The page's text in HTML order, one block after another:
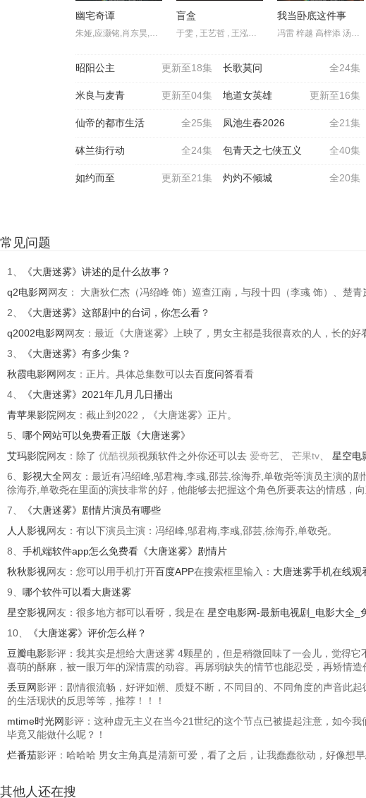
幽宅奇谭 盲盒 我当卧底这件事
更新至18集
昭阳公主 全24集
长歌莫问
更新至04集
米良与麦青 更新至16集
地道女英雄
全25集
仙帝的都市生活 全21集
凤池生春2026
全24集
砵兰街行动 全40集
包青天之七侠五义
更新至21集
如约而至 全20集
灼灼不倾城
常见问题
1、
《大唐迷雾》讲述的是什么故事？
q2电影网 网友： 大唐狄仁杰（冯绍峰 饰）巡查江南，与段十四（李彧 饰）、楚
2、
《大唐迷雾》这部剧中的台词，你怎么看？
q2002电影网 网友：最近《大唐迷雾》上映了，男女主都是我很喜欢的人，长的
3、
《大唐迷雾》有多少集？
秋霞电影网 网友：正片。具体总集数可以去百度问答看看
4、
《大唐迷雾》2021年几月几日播出
青苹果影院网友：截止到2022，《大唐迷雾》正片。
5、 哪个网站可以免费看正版《大唐迷雾》
艾玛影院网友：除了 优酷视频视频软件之外你还可以去 爱奇艺 芒果tv 星空电
6、 影视大全网友：最近有冯绍峰,邬君梅,李彧,邵芸,徐海乔,单敬尧等演员主演的
徐海乔,单敬尧在里面的演技非常的好，他能够去把握这个角色所要表达的情感，
7、
《大唐迷雾》剧情片演员有哪些
人人影视网友：有以下演员主演：冯绍峰,邬君梅,李彧,邵芸,徐海乔,单敬尧。
8、 手机端软件app怎么免费看《大唐迷雾》剧情片
秋秋影视网友：您可以用手机打开百度APP在搜索框里输入： 大唐迷雾手机在线观
9、 哪个软件可以看大唐迷雾
星空影视网友：很多地方都可以看呀，我是在 星空电影网-最新电视剧_电影大全_
10、
《大唐迷雾》评价怎么样？
豆瓣电影影评：我其实是想给大唐迷雾 4颗星的，但是稍微回味了一会儿，觉得
喜萌的酥麻，被一眼万年的深情震的动容。再孱弱缺失的情节也能忍受，再矫情
丢豆网影评：剧情很流畅，好评如潮、质疑不断，不同目的、不同角度的声音此
的生活现状的反思等等，推荐！！！
mtime时光网影评：这种虚无主义在当今21世纪的这个节点已被提起注意，如今
毕竟又能做什么呢？！
烂番茄影评：哈哈哈 男女主角真是清新可爱，看了之后，让我蠢蠢欲动，好像想
其他人还在搜